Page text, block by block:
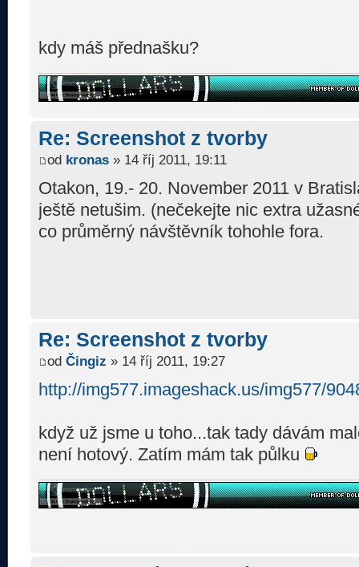
kdy máš přednašku?
Re: Screenshot z tvorby
od kronas » 14 říj 2011, 19:11
Otakon, 19.- 20. November 2011 v
ještě netušim. (nečekejte nic extra
co průměrný návštěvník tohohle fora.
Re: Screenshot z tvorby
od Čingiz » 14 říj 2011, 19:27
http://img577.imageshack.us/img577/
když už jsme u toho...tak tady dávám
není hotový. Zatím mám tak půlku